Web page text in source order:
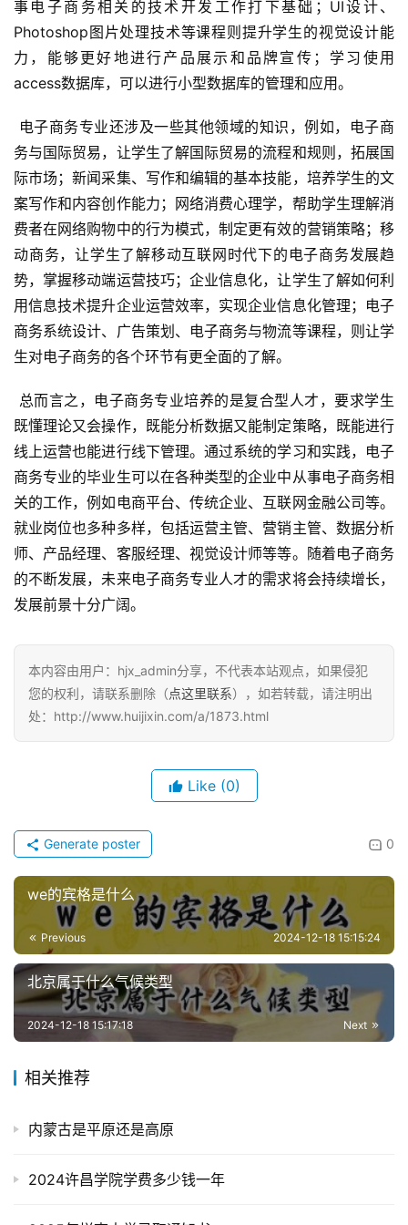
事电子商务相关的技术开发工作打下基础；UI设计、
Photoshop图片处理技术等课程则提升学生的视觉设计能
力，能够更好地进行产品展示和品牌宣传；学习使用
access数据库，可以进行小型数据库的管理和应用。
务与国际贸易，让学生了解国际贸易的流程和规则，拓展国
际市场；新闻采集、写作和编辑的基本技能，培养学生的文
案写作和内容创作能力；网络消费心理学，帮助学生理解消
费者在网络购物中的行为模式，制定更有效的营销策略；移
动商务，让学生了解移动互联网时代下的电子商务发展趋
势，掌握移动端运营技巧；企业信息化，让学生了解如何利
用信息技术提升企业运营效率，实现企业信息化管理；电子
商务系统设计、广告策划、电子商务与物流等课程，则让学
生对电子商务的各个环节有更全面的了解。
既懂理论又会操作，既能分析数据又能制定策略，既能进行
线上运营也能进行线下管理。通过系统的学习和实践，电子
商务专业的毕业生可以在各种类型的企业中从事电子商务相
关的工作，例如电商平台、传统企业、互联网金融公司等。
就业岗位也多种多样，包括运营主管、营销主管、数据分析
师、产品经理、客服经理、视觉设计师等等。随着电子商务
的不断发展，未来电子商务专业人才的需求将会持续增长，
发展前景十分广阔。
本内容由用户：hjx_admin分享，不代表本站观点，如果侵犯
您的权利，请联系删除（点这里联系），如若转载，请注明出
处：http://www.huijixin.com/a/1873.html
Like (0)
0
Generate poster
we的宾格是什么
Previous 2024-12-18 15:15:24
北京属于什么气候类型
Next
2024-12-18 15:17:18
相关推荐
内蒙古是平原还是高原
2024许昌学院学费多少钱一年